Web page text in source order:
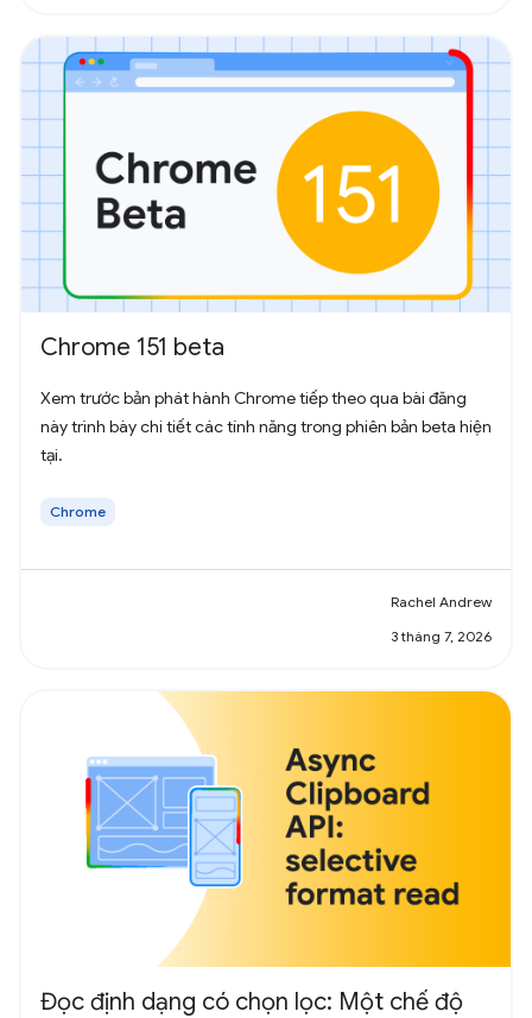
Chrome 151 beta
Xem trước bản phát hành Chrome tiếp theo qua bài đăng
này trình bày chi tiết các tính năng trong phiên bản beta hiện
tại.
Chrome
Rachel Andrew
3 tháng 7, 2026
Đọc định dạng có chọn lọc: Một chế độ